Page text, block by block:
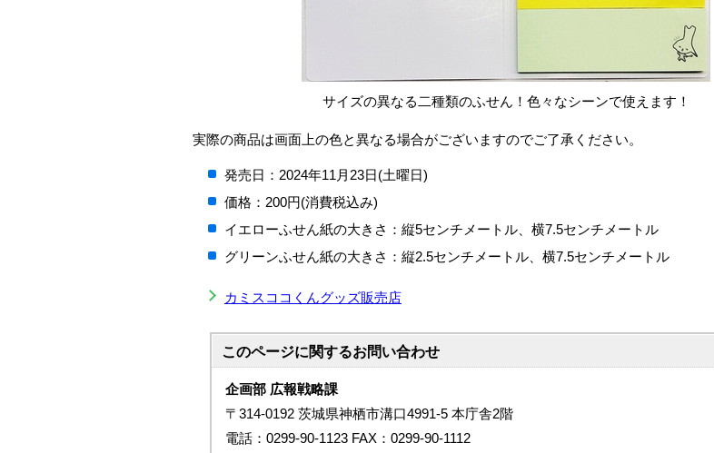
サイズの異なる二種類のふせん！色々なシーンで使えます！
実際の商品は画面上の色と異なる場合がございますのでご了承ください。
発売日：2024年11月23日(土曜日)
価格：200円(消費税込み)
イエローふせん紙の大きさ：縦5センチメートル、横7.5センチメートル
グリーンふせん紙の大きさ：縦2.5センチメートル、横7.5センチメートル
カミスココくんグッズ販売店
このページに関するお問い合わせ
企画部 広報戦略課
〒314-0192 茨城県神栖市溝口4991-5 本庁舎2階
電話：0299-90-1123 FAX：0299-90-1112